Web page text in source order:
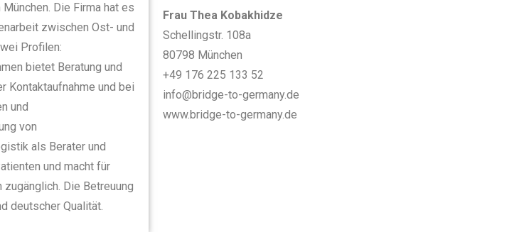
Die Firma hat es
zwischen Ost- und
Profilen:
bietet Beratung und
Kontaktaufnahme und bei
und
von
als Berater und
und macht für
Die Betreuung
deutscher Qualität.
Frau Thea Kobakhidze
Schellingstr. 108a
80798 München
+49 176 225 133 52
info@bridge-to-germany.de
www.bridge-to-germany.de